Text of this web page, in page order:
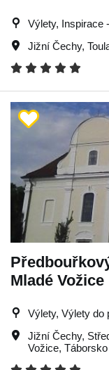
Výlety, Inspirace
Jižní Čechy,
Mladé Vožice
Výlety, Výlety do
Jižní Čechy,
Vožice, Táborsko